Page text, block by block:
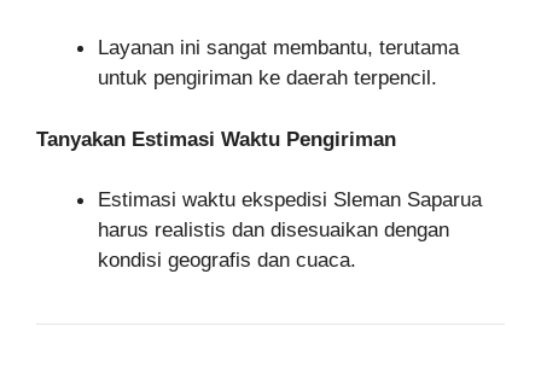
Layanan ini sangat membantu, terutama
untuk pengiriman ke daerah terpencil.
Tanyakan Estimasi Waktu Pengiriman
Estimasi waktu ekspedisi Sleman Saparua
harus realistis dan disesuaikan dengan
kondisi geografis dan cuaca.